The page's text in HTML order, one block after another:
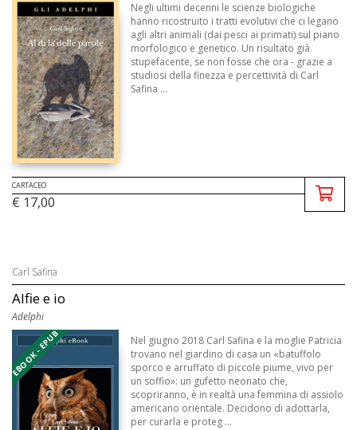
Negli ultimi decenni le scienze biologiche
hanno ricostruito i tratti evolutivi che ci legano
agli altri animali (dai pesci ai primati) sul piano
morfologico e genetico. Un risultato già
stupefacente, se non fosse che ora - grazie a
studiosi della finezza e percettività di Carl
Safina ...
CARTACEO
€ 17,00
Carl Safina
Alfie e io
Adelphi
EBOOK - EPUB
Nel giugno 2018 Carl Safina e la moglie Patricia
trovano nel giardino di casa un «batuffolo
sporco e arruffato di piccole piume, vivo per
un soffio»: un gufetto neonato che,
scopriranno, è in realtà una femmina di assiolo
americano orientale. Decidono di adottarla,
per curarla e proteg ...